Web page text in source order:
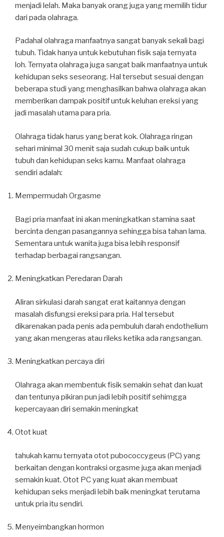
menjadi lelah. Maka banyak orang juga yang memilih tidur
dari pada olahraga.
Padahal olahraga manfaatnya sangat banyak sekali bagi
tubuh. Tidak hanya untuk kebutuhan fisik saja ternyata
loh. Ternyata olahraga juga sangat baik manfaatnya untuk
kehidupan seks seseorang. Hal tersebut sesuai dengan
beberapa studi yang menghasilkan bahwa olahraga akan
memberikan dampak positif untuk keluhan ereksi yang
jadi masalah utama para pria.
Olahraga tidak harus yang berat kok. Olahraga ringan
sehari minimal 30 menit saja sudah cukup baik untuk
tubuh dan kehidupan seks kamu. Manfaat olahraga
sendiri adalah:
Mempermudah Orgasme
Bagi pria manfaat ini akan meningkatkan stamina saat
bercinta dengan pasangannya sehingga bisa tahan lama.
Sementara untuk wanita juga bisa lebih responsif
terhadap berbagai rangsangan.
Meningkatkan Peredaran Darah
Aliran sirkulasi darah sangat erat kaitannya dengan
masalah disfungsi ereksi para pria. Hal tersebut
dikarenakan pada penis ada pembuluh darah endothelium
yang akan mengeras atau rileks ketika ada rangsangan.
Meningkatkan percaya diri
Olahraga akan membentuk fisik semakin sehat dan kuat
dan tentunya pikiran pun jadi lebih positif sehimgga
kepercayaan diri semakin meningkat
Otot kuat
tahukah kamu ternyata otot pubococcygeus (PC) yang
berkaitan dengan kontraksi orgasme juga akan menjadi
semakin kuat. Otot PC yang kuat akan membuat
kehidupan seks menjadi lebih baik meningkat terutama
untuk pria itu sendiri.
Menyeimbangkan hormon